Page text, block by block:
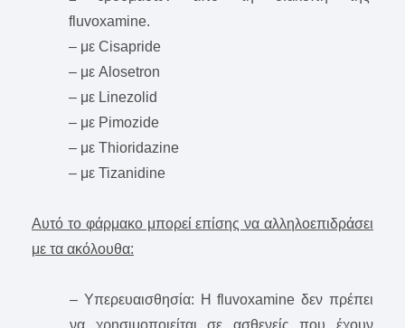
fluvoxamine.
– με Cisapride
– με Alosetron
– με Linezolid
– με Pimozide
– με Thioridazine
– με Tizanidine
Αυτό το φάρμακο μπορεί επίσης να αλληλοεπιδράσει
με τα ακόλουθα:
– Υπερευαισθησία: Η fluvoxamine δεν πρέπει